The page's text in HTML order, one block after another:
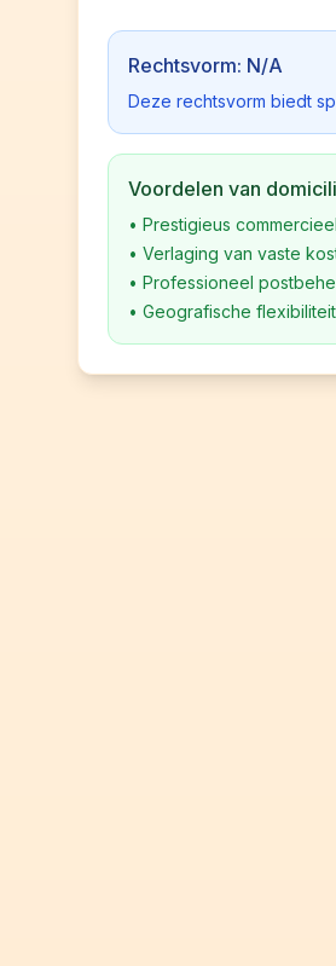
Rechtsvorm: N/A
Deze rechtsvorm biedt
Voordelen van
• Prestigieus
• Verlaging van vaste
• Professioneel
• Geografische flexibiliteit